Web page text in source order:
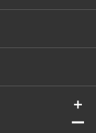
＋
ー